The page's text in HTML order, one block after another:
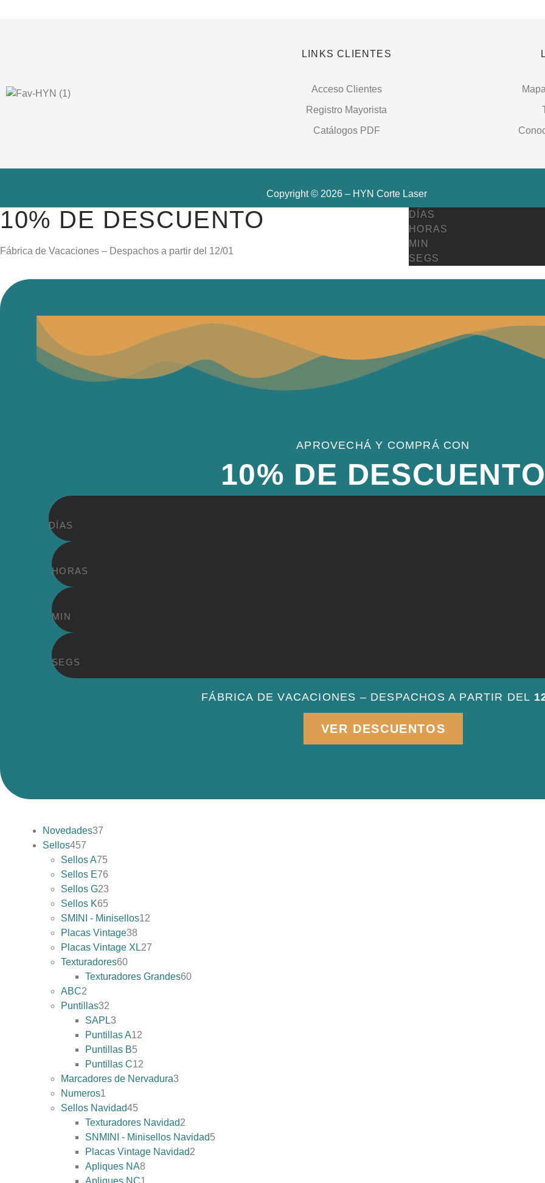
LINKS CLIENTES
Acceso Clientes
Registro Mayorista
Catálogos PDF
Copyright © 2026 – HYN Corte Laser
10% DE DESCUENTO
Fábrica de Vacaciones – Despachos a partir del 12/01
DÍAS
HORAS
MIN
SEGS
APROVECHÁ Y COMPRÁ CON
10% DE
DÍAS
HORAS
MIN
SEGS
FÁBRICA DE VACACIONES – DESPACHOS A PARTIR DEL
VER DESCUENTOS
Novedades37
Sellos457
Sellos A75
Sellos E76
Sellos G23
Sellos K65
SMINI - Minisellos12
Placas Vintage38
Placas Vintage XL27
Texturadores60
Texturadores Grandes60
ABC2
Puntillas32
SAPL3
Puntillas A12
Puntillas B5
Puntillas C12
Marcadores de Nervadura3
Numeros1
Sellos Navidad45
Texturadores Navidad2
SNMINI - Minisellos Navidad5
Placas Vintage Navidad2
Apliques NA8